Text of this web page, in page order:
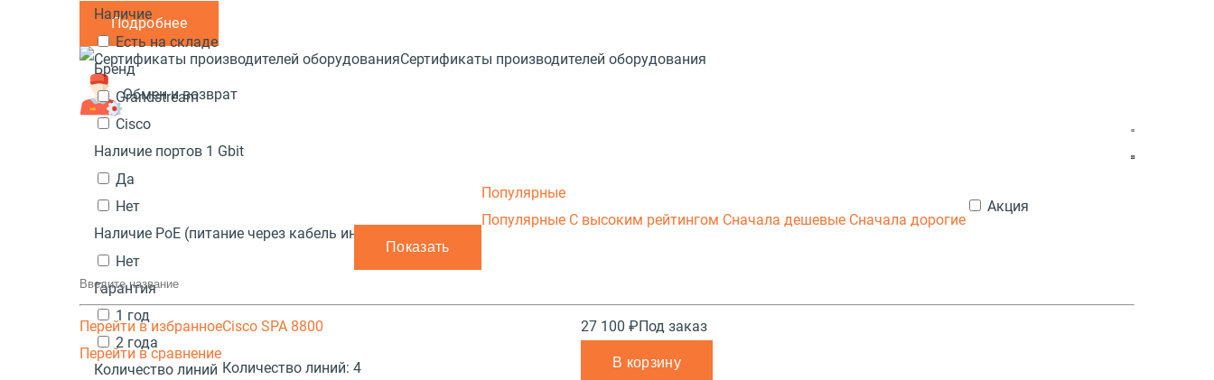
Наличие
Есть на складе
Бренд
Grandstream
Cisco
Наличие портов 1 Gbit
Да
Нет
Наличие PoE (питание через кабель интернет)
Нет
Гарантия
1 год
2 года
Количество линий
Подробнее
Сертификаты производителей оборудования
Обмен и возврат
Популярные
Популярные С высоким рейтингом Сначала дешевые Сначала дорогие
Акция
Перейти в избранное
Перейти в сравнение
Cisco SPA 8800
Количество линий: 4
27 100 ₽Под заказ
В корзину